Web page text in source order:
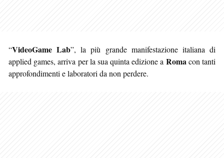
“VideoGame Lab”, la più grande manifestazione italiana di
applied games, arriva per la sua quinta edizione a Roma con tanti
approfondimenti e laboratori da non perdere.